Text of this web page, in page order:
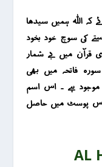
کہ اللہ ہمیں سیدھا
کی سوچ خود بخود
قرآن میں بے شمار
فاتحہ میں بھی
ہے ۔ اس اسم
اس پوسٹ میں حاصل
AL